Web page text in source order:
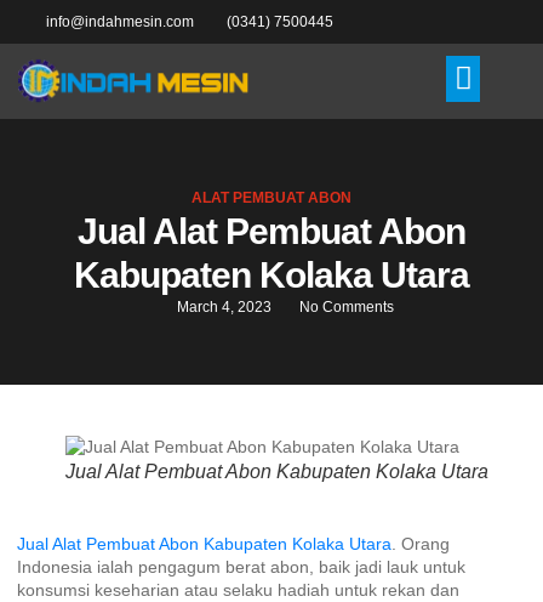
info@indahmesin.com (0341) 7500445
ALAT PEMBUAT ABON
Jual Alat Pembuat Abon
Kabupaten Kolaka Utara
March 4, 2023 No Comments
Jual Alat Pembuat Abon Kabupaten Kolaka Utara
Jual Alat Pembuat Abon Kabupaten Kolaka Utara. Orang
Indonesia ialah pengagum berat abon, baik jadi lauk untuk
konsumsi keseharian atau selaku hadiah untuk rekan dan